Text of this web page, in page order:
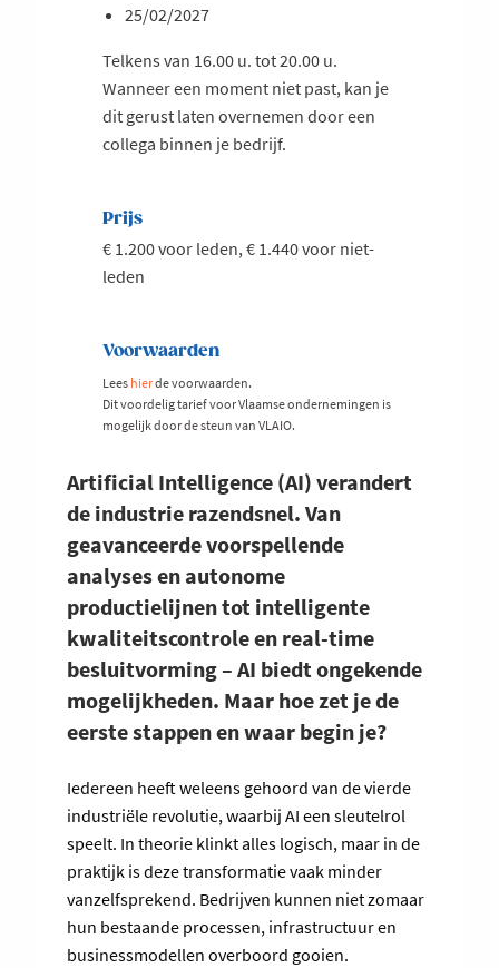
Artificial Intelligence (AI) verandert
de industrie razendsnel. Van
geavanceerde voorspellende
analyses en autonome
productielijnen tot intelligente
kwaliteitscontrole en real-time
besluitvorming – AI biedt ongekende
mogelijkheden. Maar hoe zet je de
eerste stappen en waar begin je?
Iedereen heeft weleens gehoord van de vierde
industriële revolutie, waarbij AI een sleutelrol
speelt. In theorie klinkt alles logisch, maar in de
praktijk is deze transformatie vaak minder
vanzelfsprekend. Bedrijven kunnen niet zomaar
hun bestaande processen, infrastructuur en
businessmodellen overboord gooien.
25/02/2027
Telkens van 16.00 u. tot 20.00 u.
Wanneer een moment niet past, kan je
dit gerust laten overnemen door een
collega binnen je bedrijf.
Prijs
€ 1.200 voor leden, € 1.440 voor niet-
leden
Voorwaarden
Lees hierde voorwaarden.
Dit voordelig tarief voor Vlaamse ondernemingen is
mogelijk door de steun van VLAIO.